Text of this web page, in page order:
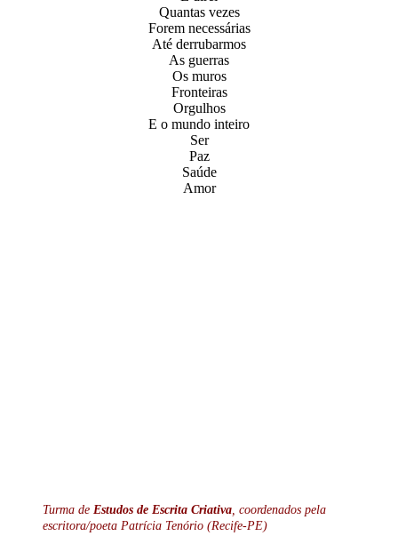
Quantas vezes
Forem necessárias
Até derrubarmos
As guerras
Os muros
Fronteiras
Orgulhos
E o mundo inteiro
Ser
Paz
Saúde
Amor
Turma de Estudos de Escrita Criativa , coordenados pela
escritora/poeta Patrícia Tenório (Recife-PE)